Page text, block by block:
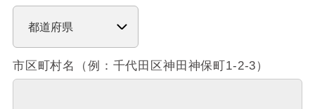
市区町村名（例：千代田区神田神保町1-2-3）